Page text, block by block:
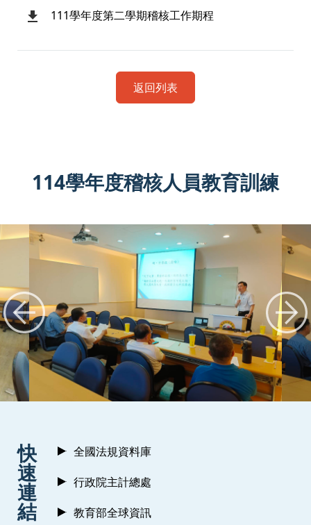
111學年度第二學期稽核工作期程
返回列表
114學年度稽核人員教育訓練
快
速
連
結
全國法規資料庫
行政院主計總處
教育部全球資訊